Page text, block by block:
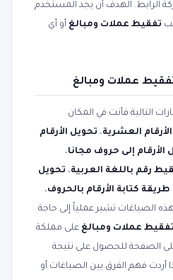
الرابط. الهدف أن يجد المستخدم
تفقيط عملات ومبالغ أو أي
عملات ومبالغ
التالية فأنت في المكان
العشرية، تحويل الأرقام
الأرقام إلى حروف مجانا،
رقم باللغة العربية، تحويل
طريقة كتابة الأرقام بالحروف،
الصياغات تشير عملياً إلى حاجة
تفقيط عملات ومبالغ على مملكة
الصفحة للحصول على نتيجة
أردت فهم الفرق بين الصياغات أو